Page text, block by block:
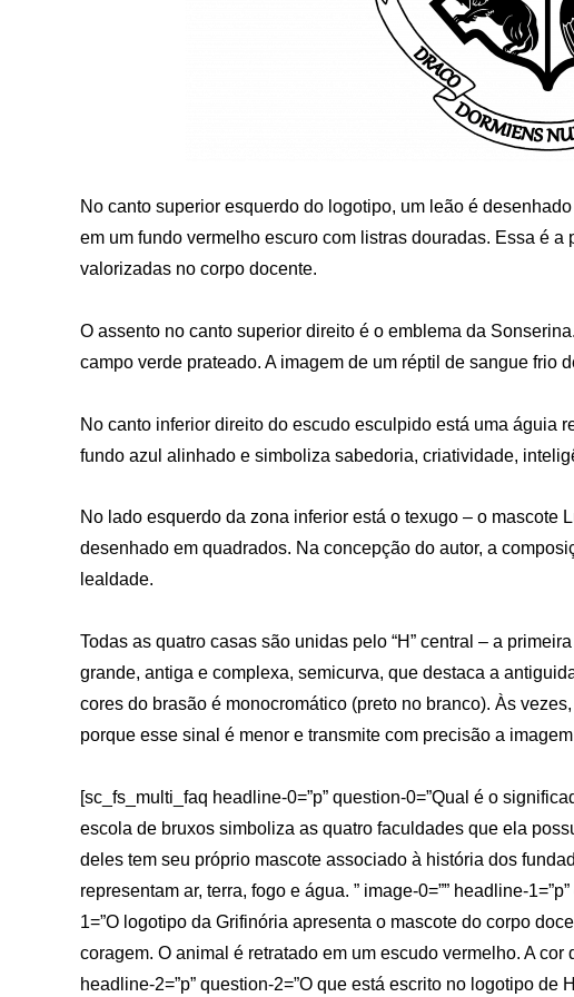
No canto superior esquerdo do logotipo, um leão é
em um fundo vermelho escuro com listras douradas. Essa é
valorizadas no corpo docente.
O assento no canto superior direito é o emblema da
campo verde prateado. A imagem de um réptil de sangue frio
No canto inferior direito do escudo esculpido está uma águia
fundo azul alinhado e simboliza sabedoria, criatividade,
No lado esquerdo da zona inferior está o texugo – o mascote
desenhado em quadrados. Na concepção do autor, a
lealdade.
Todas as quatro casas são unidas pelo “H” central – a
grande, antiga e complexa, semicurva, que destaca a
cores do brasão é monocromático (preto no branco). Às
porque esse sinal é menor e transmite com precisão a
[sc_fs_multi_faq headline-0=”p” question-0=”Qual é o
escola de bruxos simboliza as quatro faculdades que ela
deles tem seu próprio mascote associado à história dos
representam ar, terra, fogo e água. ” image-0=”” headline-
1=”O logotipo da Grifinória apresenta o mascote do corpo
coragem. O animal é retratado em um escudo vermelho. A cor
headline-2=”p” question-2=”O que está escrito no logotipo de